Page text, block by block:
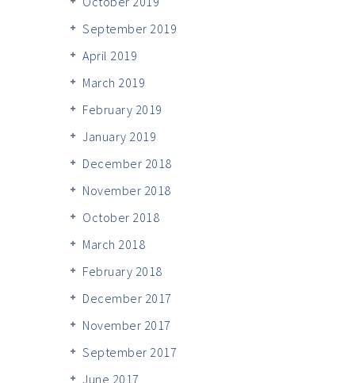
September 2019
April 2019
March 2019
February 2019
January 2019
December 2018
November 2018
October 2018
March 2018
February 2018
December 2017
November 2017
September 2017
June 2017